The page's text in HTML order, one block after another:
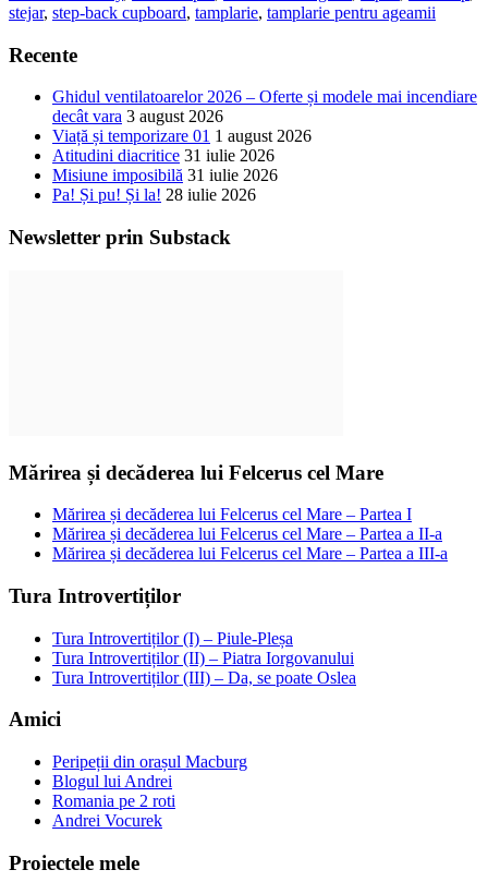
stejar, step-back cupboard, tamplarie, tamplarie pentru ageamii
Recente
Ghidul ventilatoarelor 2026 – Oferte și modele mai incendiare
decât vara 3 august 2026
Viață și temporizare 01 1 august 2026
Atitudini diacritice 31 iulie 2026
Misiune imposibilă 31 iulie 2026
Pa! Și pu! Și la! 28 iulie 2026
Newsletter prin Substack
Mărirea și decăderea lui Felcerus cel Mare
Mărirea și decăderea lui Felcerus cel Mare – Partea I
Mărirea și decăderea lui Felcerus cel Mare – Partea a II-a
Mărirea și decăderea lui Felcerus cel Mare – Partea a III-a
Tura Introvertiților
Tura Introvertiților (I) – Piule-Pleșa
Tura Introvertiților (II) – Piatra Iorgovanului
Tura Introvertiților (III) – Da, se poate Oslea
Amici
Peripeții din orașul Macburg
Blogul lui Andrei
Romania pe 2 roti
Andrei Vocurek
Proiectele mele